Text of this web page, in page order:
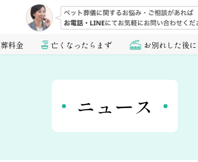
料金 亡くなったらまず お別れした後に
ニュース